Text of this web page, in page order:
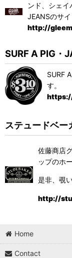
ンド、シェ
JEANSのサイ
http://
SURF A PIG
SURF
す。
ステュードベー
佐藤商店
ップのホ
是非、覗
http://
Home
Contact